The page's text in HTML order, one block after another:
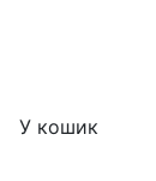
У кошик